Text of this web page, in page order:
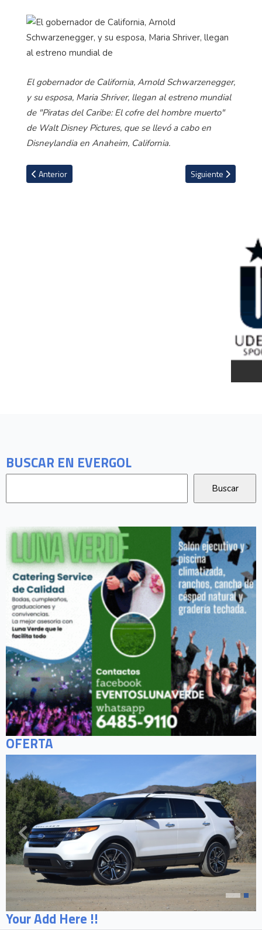
BUSCAR EN EVERGOL
OFERTA
Your Add Here !!
El gobernador de California, Arnold Schwarzenegger,
y su esposa, Maria Shriver, llegan al estreno mundial
de "Piratas del Caribe: El cofre del hombre muerto"
de Walt Disney Pictures, que se llevó a cabo en
Disneylandia en Anaheim, California.
Artículo anterior: ¿Por qué la Iglesia no será la misma después de
Anterior Artículo siguiente:
Siguiente